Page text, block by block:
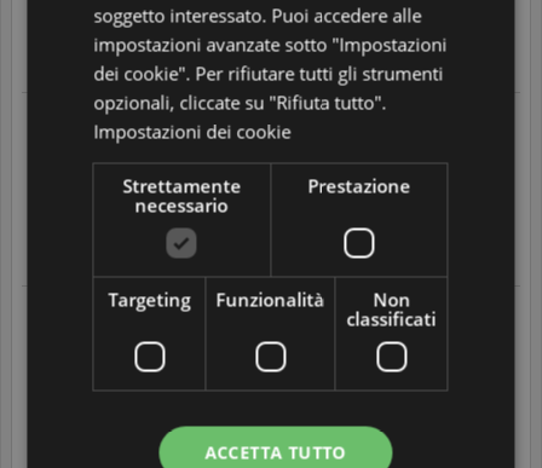
5/5
Translate
Sonia V.
04/08/2026 alle 21:56
04/08/2026
Spedizione veloce e puntuale
Translate
Maria Rosaria C.
In seguito a un acquisto fatto il
Perfetto sia la procedura per l ordine che l arrivo dellordinato
Translate
soggetto interessato. Puoi accedere alle
impostazioni avanzate sotto "Impostazioni
dei cookie". Per rifiutare tutti gli strumenti
opzionali, cliccate su "Rifiuta tutto".
Impostazioni dei cookie
Strettamente
necessario
Prestazione
Targeting Funzionalità
Non
classificati
ACCETTA TUTTO